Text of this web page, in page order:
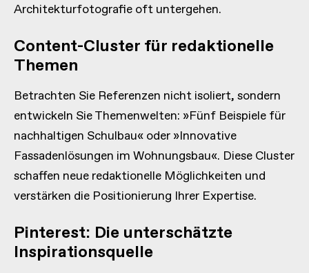
Architekturfotografie oft untergehen.
Content-Cluster für redaktionelle
Themen
Betrachten Sie Referenzen nicht isoliert, sondern
entwickeln Sie Themenwelten: »Fünf Beispiele für
nachhaltigen Schulbau« oder »Innovative
Fassadenlösungen im Wohnungsbau«. Diese Cluster
schaffen neue redaktionelle Möglichkeiten und
verstärken die Positionierung Ihrer Expertise.
Pinterest: Die unterschätzte
Inspirationsquelle